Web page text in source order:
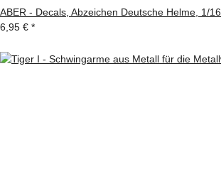
ABER - Decals, Abzeichen Deutsche Helme, 1/16
6,95 € *